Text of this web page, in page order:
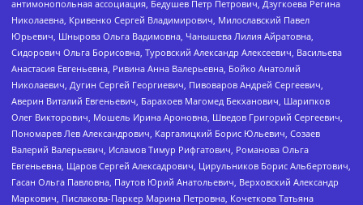
антимонопольная ассоциация, Бедушев Петр Петрович, Дзугкоева Регина
Николаевна, Кривенко Сергей Владимирович, Милославский Павел
Юрьевич, Шнырова Ольга Вадимовна, Чанышева Лилия Айратовна,
Сидорович Ольга Борисовна, Туровский Александр Алексеевич, Васильева
Анастасия Евгеньевна, Ривина Анна Валерьевна, Бойко Анатолий
Николаевич, Дугин Сергей Георгиевич, Пивоваров Андрей Сергеевич,
Аверин Виталий Евгеньевич, Барахоев Магомед Бекханович, Шарипков
Олег Викторович, Мошель Ирина Ароновна, Шведов Григорий Сергеевич,
Пономарев Лев Александрович, Каргалицкий Борис Юльевич, Созаев
Валерий Валерьевич, Исламов Тимур Рифгатович, Романова Ольга
Евгеньевна, Щаров Сергей Алексадрович, Цирульников Борис Альбертович,
Гасан Ольга Павловна, Паутов Юрий Анатольевич, Верховский Александр
Маркович, Пислакова-Паркер Марина Петровна, Кочеткова Татьяна